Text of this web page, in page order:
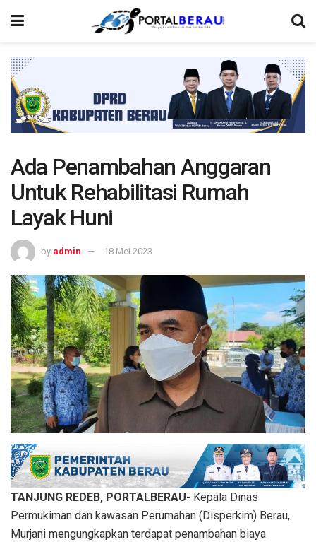
Ada Penambahan Anggaran
Untuk Rehabilitasi Rumah
Layak Huni
by admin 18 Mei 2023
TANJUNG REDEB, PORTALBERAU- Kepala Dinas
Permukiman dan kawasan Perumahan (Disperkim) Berau,
Murjani mengungkapkan terdapat penambahan biaya